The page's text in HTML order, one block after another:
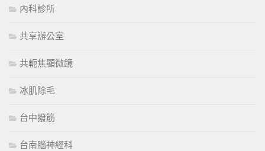
內科診所
共享辦公室
共軛焦顯微鏡
冰肌除毛
台中撥筋
台南腦神經科